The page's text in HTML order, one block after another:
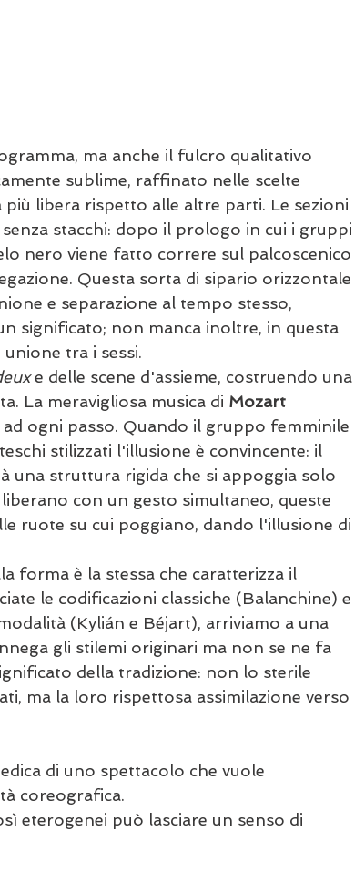
ma anche il fulcro qualitativo
sublime, raffinato nelle scelte
libera rispetto alle altre parti. Le sezioni
stacchi: dopo il prologo in cui i gruppi
nero viene fatto correre sul palcoscenico
Questa sorta di sipario orizzontale
e separazione al tempo stesso,
significato; non manca inoltre, in questa
tra i sessi.
e delle scene d'assieme, costruendo una
La meravigliosa musica di Mozart
ogni passo. Quando il gruppo femminile
stilizzati l'illusione è convincente: il
una struttura rigida che si appoggia solo
con un gesto simultaneo, queste
ruote su cui poggiano, dando l'illusione di
forma è la stessa che caratterizza il
le codificazioni classiche (Balanchine) e
(Kylián e Béjart), arriviamo a una
gli stilemi originari ma non se ne fa
della tradizione: non lo sterile
ma la loro rispettosa assimilazione verso
di uno spettacolo che vuole
coreografica.
eterogenei può lasciare un senso di